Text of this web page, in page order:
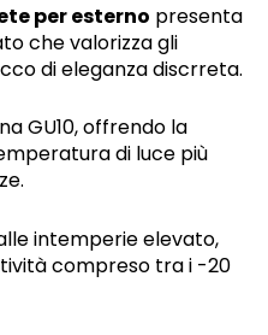
per esterno presenta
che valorizza gli
di eleganza discrreta.
GU10, offrendo la
di luce più
intemperie elevato,
compreso tra i -20